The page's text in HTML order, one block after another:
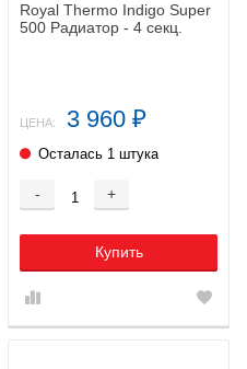
Royal Thermo Indigo Super
500 Радиатор - 4 секц.
ЦЕНА: 3 960 ₽
Осталась 1 штука
- +
Купить